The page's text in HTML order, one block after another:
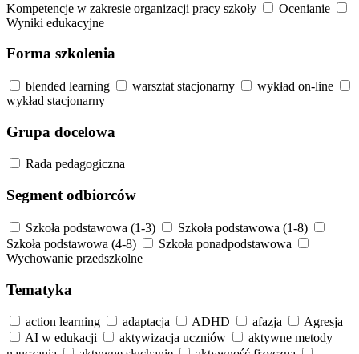
Kompetencje w zakresie organizacji pracy szkoły
Ocenianie
Wyniki edukacyjne
Forma szkolenia
blended learning warsztat stacjonarny
wykład on-line
wykład stacjonarny
Grupa docelowa
Rada pedagogiczna
Segment odbiorców
Szkoła podstawowa (1-3)
Szkoła podstawowa (1-8)
Szkoła podstawowa (4-8)
Szkoła ponadpodstawowa
Wychowanie przedszkolne
Tematyka
action learning adaptacja ADHD afazja
Agresja
AI w edukacji
aktywizacja uczniów
aktywne metody